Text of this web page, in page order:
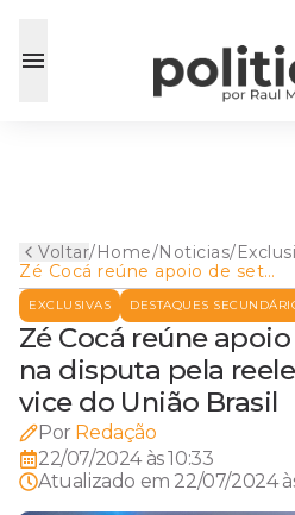
Voltar/Home/Noticias/
Zé Cocá reúne apoio de sete
partidos na disputa pela
reeleição e confirma vice do
União Brasil
EXCLUSIVAS DESTAQUES
Zé Cocá reúne
na disputa pela
vice do União Brasil
Por Redação
22/07/2024 às 10:33
Atualizado em 22/07/2024